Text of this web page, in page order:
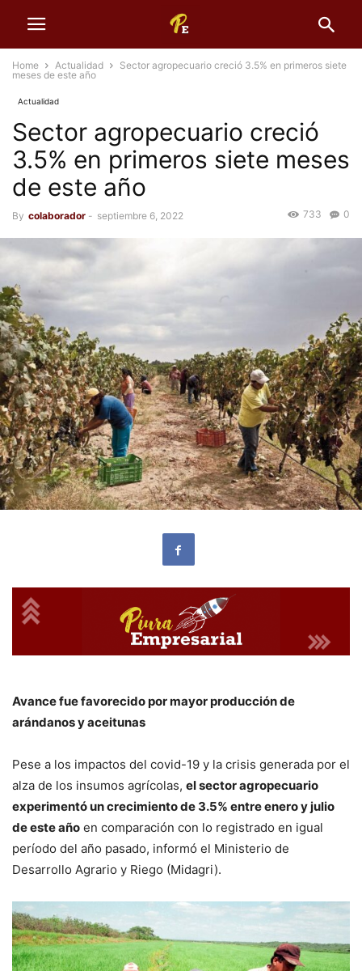
Home Actualidad
Sector agropecuario creció 3.5% en primeros siete
meses de este año
Actualidad
Sector agropecuario creció
3.5% en primeros siete meses
de este año
By colaborador - septiembre 6, 2022 0
733
Avance fue favorecido por mayor producción de
arándanos y aceitunas
Pese a los impactos del covid-19 y la crisis generada por el
alza de los insumos agrícolas, el sector agropecuario
experimentó un crecimiento de 3.5% entre enero y julio
de este año en comparación con lo registrado en igual
período del año pasado, informó el Ministerio de
Desarrollo Agrario y Riego (Midagri).